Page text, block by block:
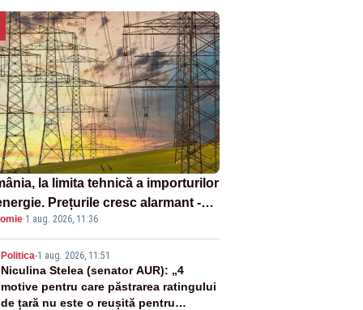
la limita tehnică a importurilor
Prețurile cresc alarmant -
Realitatea Plus
·1 aug. 2026, 11:36
Politica-1 aug. 2026, 11:51
Niculina Stelea (senator AUR): „4
motive pentru care păstrarea ratingului
de țară nu este o reușită pentru